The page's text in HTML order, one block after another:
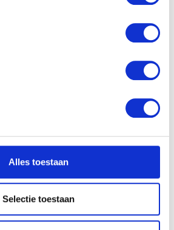
paar meter nauwkeurig kan zijn
eigenschappen (fingerprinting)
detailgedeeltein.
op elk moment wijzigen of
om content en advertenties te
voor social media te bieden
te analyseren. Ook delen we
van onze site met onze
adverteren en analyse. Deze
uw gebruik van hun services.
Alles toestaan
Selectie toestaan